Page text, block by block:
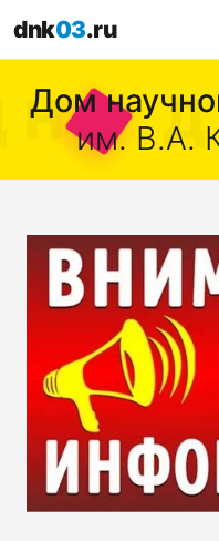
dnk03.ru
Дом
им. В.А.